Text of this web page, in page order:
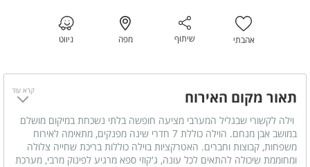
אהבתי שיתוף מפה ניווט
תאור מקום האירוח
וילה לקשורי שבגליל המערבי מציעה חופשה בלתי נשכחת במיקום מושלם
במושב אבן מנחם. הוילה כוללת 7 חדרי שינה מפנקים, מתאימה לאירוח
משפחות, קבוצות וחברים. האטרקציות בוילה כוללות בריכת שחייה צלולה
ומחוממת שיכולה להתאים לכל עונה, ג'קוזי ספא מרגיע לפינוק מרבי, מערכת
קרא עוד